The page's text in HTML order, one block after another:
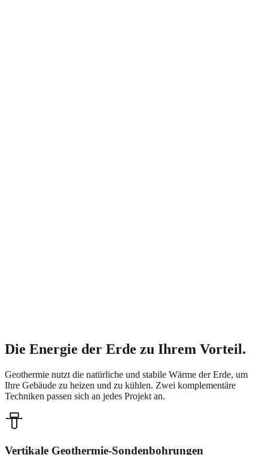
Die Energie der Erde zu Ihrem Vorteil.
Geothermie nutzt die natürliche und stabile Wärme der Erde, um
Ihre Gebäude zu heizen und zu kühlen. Zwei komplementäre
Techniken passen sich an jedes Projekt an.
Vertikale Geothermie-Sondenbohrungen